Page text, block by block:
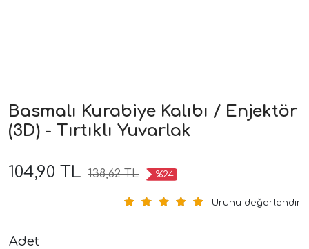
Basmalı Kurabiye Kalıbı / Enjektör
(3D) - Tırtıklı Yuvarlak
104,90 TL 138,62 TL %24
Ürünü değerlendir
Adet